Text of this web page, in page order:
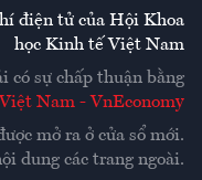
điện tử của Hội Khoa
học Kinh tế Việt Nam
sự chấp thuận bằng
Nam - VnEconomy
mở ra ở cửa sổ mới.
dung các trang ngoài.